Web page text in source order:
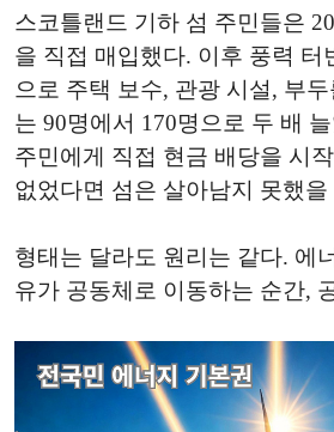
스코틀랜드 기하 섬 주민들은
을 직접 매입했다. 이후 풍력 터
으로 주택 보수, 관광 시설, 부
는 90명에서 170명으로 두 배
주민에게 직접 현금 배당을 시
없었다면 섬은 살아남지 못했을
형태는 달라도 원리는 같다. 에
유가 공동체로 이동하는 순간,